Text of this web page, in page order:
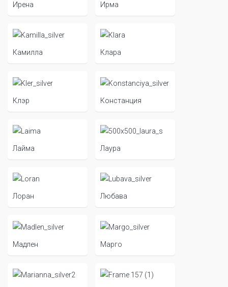
Ирена Ирма
Камилла Клара
Клэр Констанция
Лайма Лаура
Лоран Любава
Мадлен Марго